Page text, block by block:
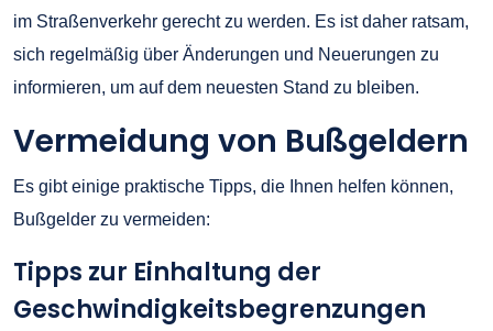
im Straßenverkehr gerecht zu werden. Es ist daher ratsam,
sich regelmäßig über Änderungen und Neuerungen zu
informieren, um auf dem neuesten Stand zu bleiben.
Vermeidung von Bußgeldern
Es gibt einige praktische Tipps, die Ihnen helfen können,
Bußgelder zu vermeiden:
Tipps zur Einhaltung der
Geschwindigkeitsbegrenzungen